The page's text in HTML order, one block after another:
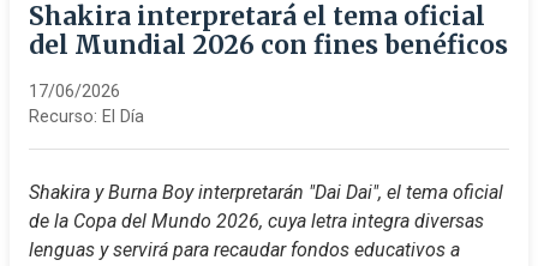
Shakira interpretará el tema oficial
del Mundial 2026 con fines benéficos
17/06/2026
Recurso: El Día
Shakira y Burna Boy interpretarán "Dai Dai", el tema oficial
de la Copa del Mundo 2026, cuya letra integra diversas
lenguas y servirá para recaudar fondos educativos a